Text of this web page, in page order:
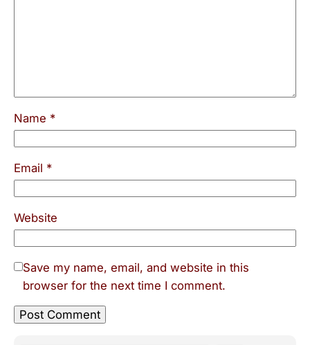
Name *
Email *
Website
Save my name, email, and website in this
browser for the next time I comment.